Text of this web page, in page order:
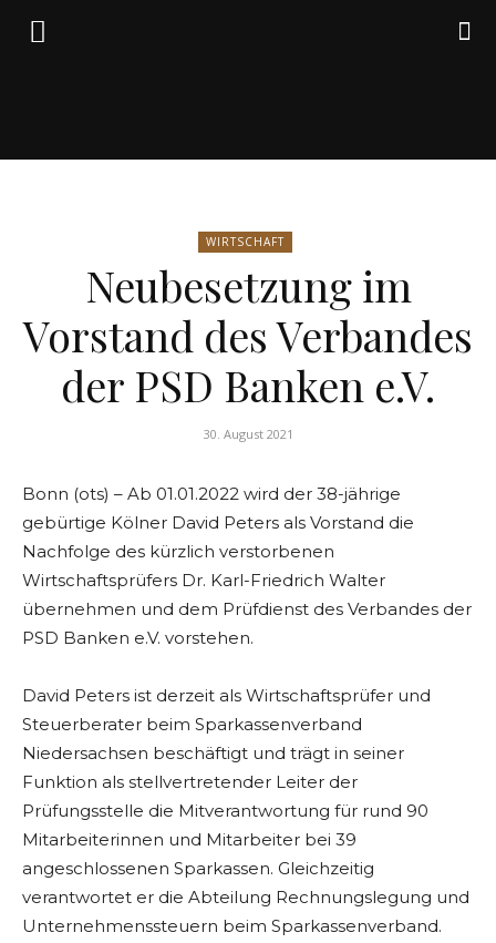
Friedrich
von
Weik
WIRTSCHAFT
Neubesetzung im
Vorstand des Verbandes
der PSD Banken e.V.
30. August 2021
Bonn (ots) – Ab 01.01.2022 wird der 38-jährige
gebürtige Kölner David Peters als Vorstand die
Nachfolge des kürzlich verstorbenen
Wirtschaftsprüfers Dr. Karl-Friedrich Walter
übernehmen und dem Prüfdienst des Verbandes der
PSD Banken e.V. vorstehen.
David Peters ist derzeit als Wirtschaftsprüfer und
Steuerberater beim Sparkassenverband
Niedersachsen beschäftigt und trägt in seiner
Funktion als stellvertretender Leiter der
Prüfungsstelle die Mitverantwortung für rund 90
Mitarbeiterinnen und Mitarbeiter bei 39
angeschlossenen Sparkassen. Gleichzeitig
verantwortet er die Abteilung Rechnungslegung und
Unternehmenssteuern beim Sparkassenverband.